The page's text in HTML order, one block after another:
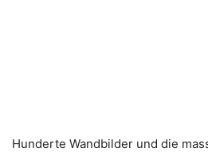
Hunderte Wandbilder und die